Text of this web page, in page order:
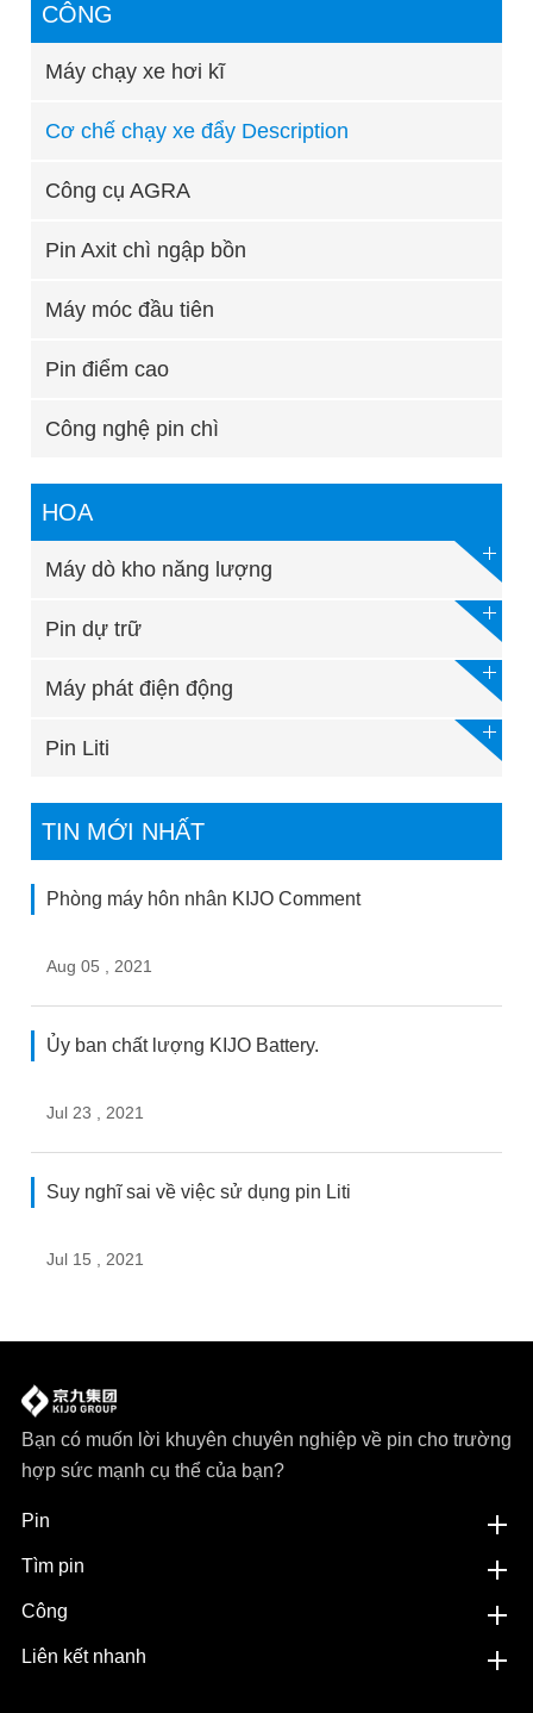
CÔNG
Máy chạy xe hơi kĩ
Cơ chế chạy xe đẩy Description
Công cụ AGRA
Pin Axit chì ngập bồn
Máy móc đầu tiên
Pin điểm cao
Công nghệ pin chì
HOA
Máy dò kho năng lượng
Pin dự trữ
Máy phát điện động
Pin Liti
TIN MỚI NHẤT
Phòng máy hôn nhân KIJO Comment
Aug 05 , 2021
Ủy ban chất lượng KIJO Battery.
Jul 23 , 2021
Suy nghĩ sai về việc sử dụng pin Liti
Jul 15 , 2021
Bạn có muốn lời khuyên chuyên nghiệp về pin cho trường
hợp sức mạnh cụ thể của bạn?
Pin
Tìm pin
Công
Liên kết nhanh